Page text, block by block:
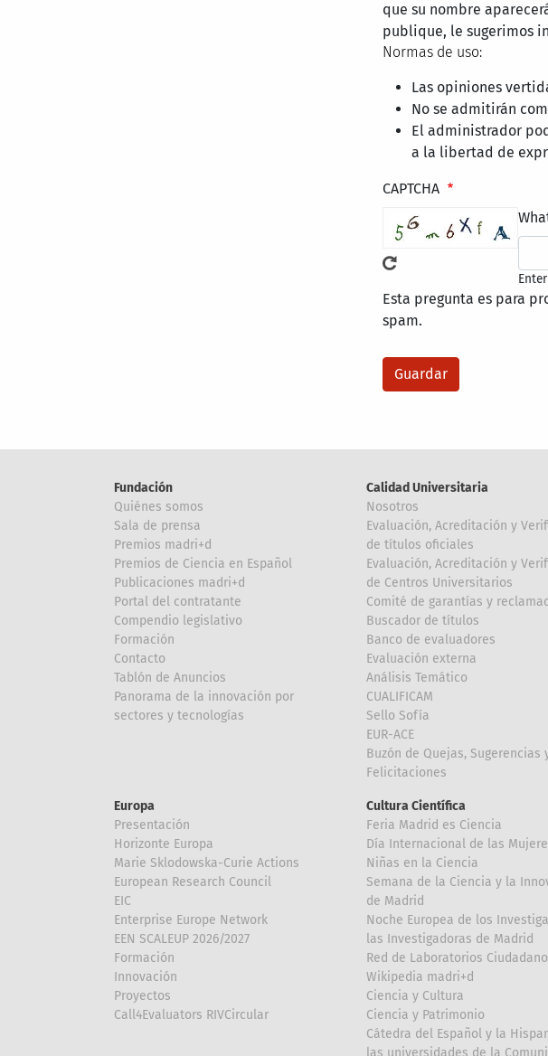
que su nombre
publique, le sugerimos
Normas de uso:
Las opiniones
No se admitirán
El administrador
a la libertad de
CAPTCHA
Esta pregunta es para
spam.
Fundación
Quiénes somos
Sala de prensa
Premios madri+d
Premios de Ciencia en Español
Publicaciones madri+d
Portal del contratante
Compendio legislativo
Formación
Contacto
Tablón de Anuncios
Panorama de la innovación por
sectores y tecnologías
Calidad Universitaria
Nosotros
Evaluación, Acreditación y
de títulos oficiales
Evaluación, Acreditación y
de Centros Universitarios
Comité de garantías y
Buscador de títulos
Banco de evaluadores
Evaluación externa
Análisis Temático
CUALIFICAM
Sello Sofía
EUR-ACE
Buzón de Quejas, Sugerencias
Felicitaciones
Europa
Presentación
Horizonte Europa
Marie Sklodowska-Curie Actions
European Research Council
EIC
Enterprise Europe Network
EEN SCALEUP 2026/2027
Formación
Innovación
Proyectos
Call4Evaluators RIVCircular
Cultura Científica
Feria Madrid es Ciencia
Día Internacional de las
Niñas en la Ciencia
Semana de la Ciencia y la
de Madrid
Noche Europea de los
las Investigadoras de Madrid
Red de Laboratorios
Wikipedia madri+d
Ciencia y Cultura
Ciencia y Patrimonio
Cátedra del Español y la